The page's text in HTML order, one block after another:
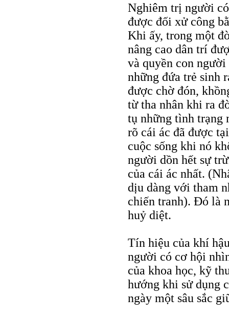
Nghiêm trị người
được đối xử công
Khi ấy, trong một
nâng cao dân trí
và quyền con người
những đứa trẻ sinh
được chờ đón,
từ tha nhân khi ra
tụ những tình trạng
rõ cái ác đã được
cuộc sống khi nó
người dồn hết sự
của cái ác nhất.
dịu dàng với tham
chiến tranh). Đó là
huỷ diệt.
Tín hiệu của khí
người có cơ hội
của khoa học, kỹ
hướng khi sử dụng
ngày một sâu sắc